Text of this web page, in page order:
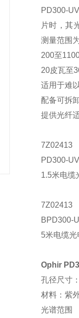
PD300-
片时，其
测量范围
200至
20皮瓦至
适用于难
配备可拆
提供光纤
7Z02413
PD300-
1.5米电缆
7Z02413
BPD300-
5米电缆
Ophir
孔径尺寸
材料：紫
光谱范围